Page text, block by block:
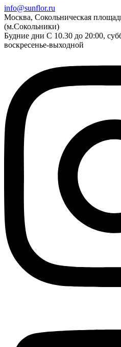
info@sunflor.ru
Москва, Сокольническая
(м.Сокольники)
Будние дни C 10.30 до 20:00,
воскресенье-выходной